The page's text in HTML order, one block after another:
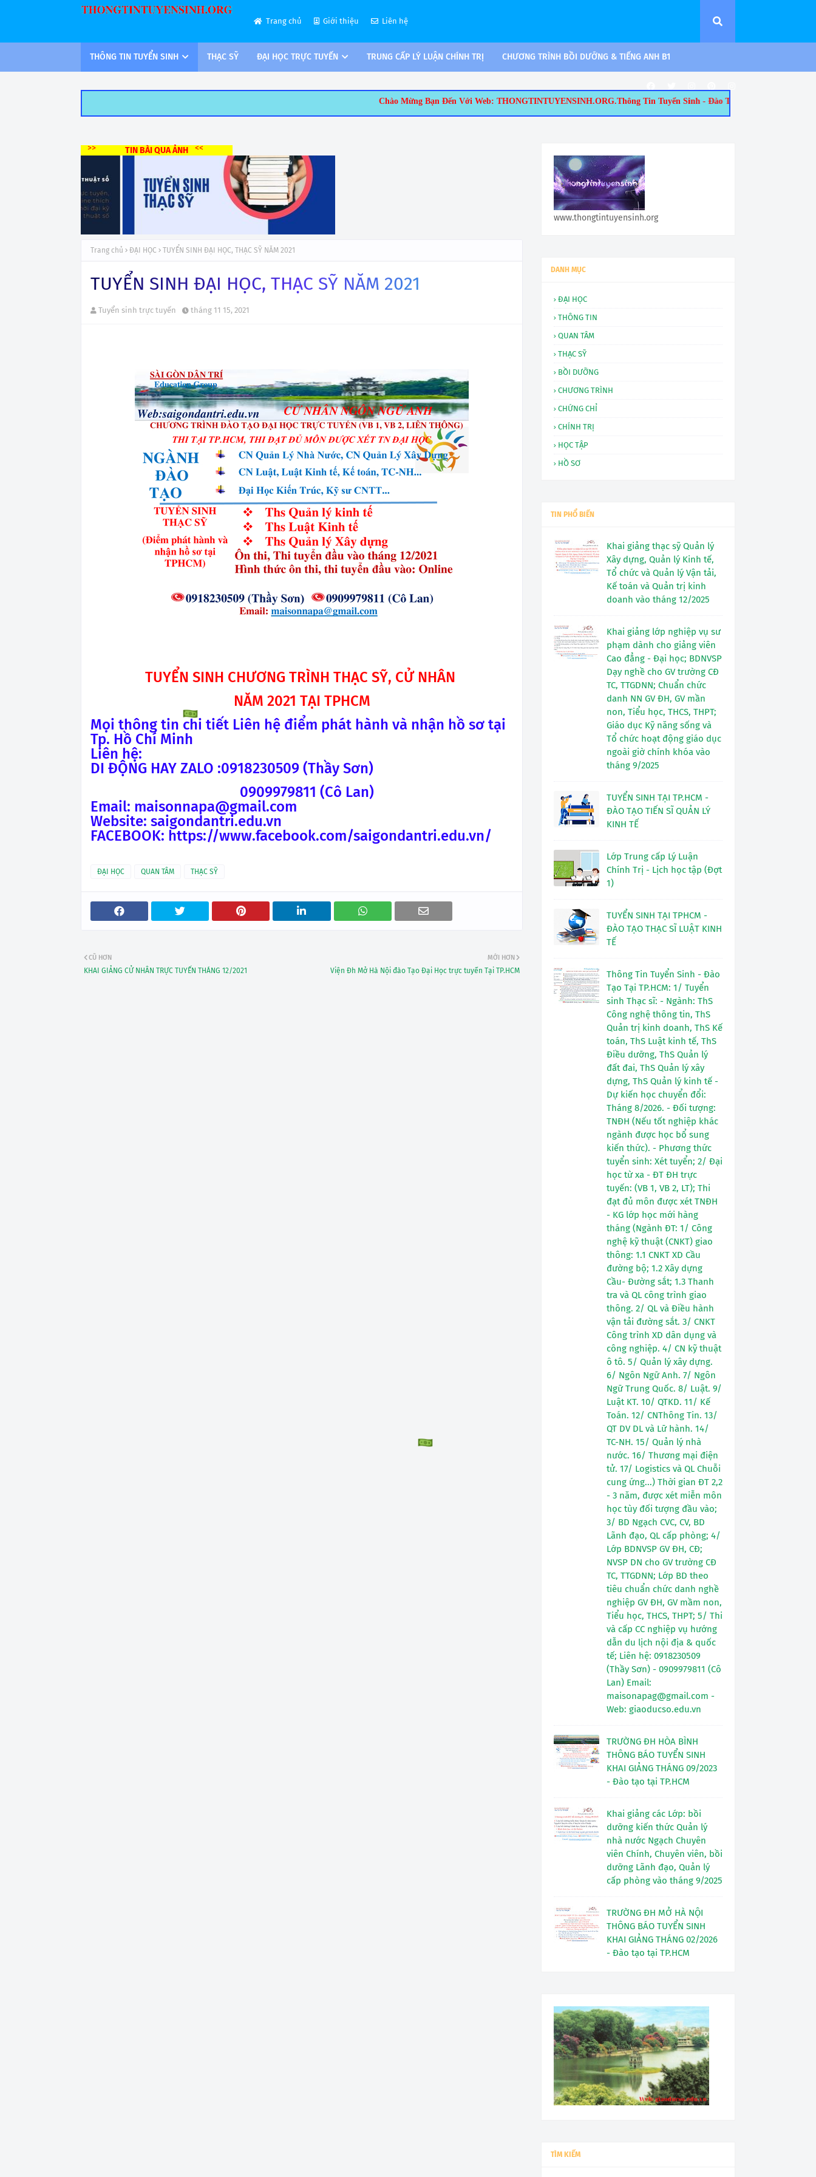
Trang chủ Giới thiệu Liên hệ
THÔNG TIN TUYỂN SINH THẠC SỸ ĐẠI HỌC TRỰC TUYẾN TRUNG CẤP LÝ LUẬN CHÍNH TRỊ CHƯƠNG TRÌNH BỒI DƯỠNG & TIẾNG ANH B1
Chào Mừng Bạn Đến Với Web: THONGTINTUYENSINH.ORG.Thông Tin Tuyển Sinh - Đào Tạo Tại TP.HCM: 1/ Tuyển Sinh
>> TIN BÀI QUA ẢNH <<
Trang chủ ĐẠI HỌC TUYỂN SINH ĐẠI HỌC, THẠC SỸ NĂM 2021
TUYỂN SINH ĐẠI HỌC, THẠC SỸ NĂM 2021
Tuyển sinh trực tuyến tháng 11 15, 2021
TUYỂN SINH CHƯƠNG TRÌNH THẠC SỸ, CỬ NHÂN
NĂM 2021 TẠI TPHCM
Mọi thông tin chi tiết Liên hệ điểm phát hành và nhận hồ sơ tại
Tp. Hồ Chí Minh
Liên hệ:
DI ĐỘNG HAY ZALO :0918230509 (Thầy Sơn)
0909979811 (Cô Lan)
Email: maisonnapa@gmail.com
Website: saigondantri.edu.vn
FACEBOOK: https://www.facebook.com/saigondantri.edu.vn/
ĐẠI HỌC QUAN TÂM THẠC SỸ
MỚI HƠN
Viện Đh Mở Hà Nội đào Tạo Đại Học trực tuyến Tại TP.HCM
CŨ HƠN
KHAI GIẢNG CỬ NHÂN TRỰC TUYẾN THÁNG 12/2021
www.thongtintuyensinh.org
DANH MỤC
ĐẠI HỌC
THÔNG TIN
QUAN TÂM
THẠC SỸ
BỒI DƯỠNG
CHƯƠNG TRÌNH
CHỨNG CHỈ
CHÍNH TRỊ
HỌC TẬP
HỒ SƠ
TIN PHỔ BIẾN
Khai giảng thạc sỹ Quản lý
Xây dựng, Quản lý Kinh tế,
Tổ chức và Quản lý Vận tải,
Kế toán và Quản trị kinh
doanh vào tháng 12/2025
Khai giảng lớp nghiệp vụ sư
phạm dành cho giảng viên
Cao đẳng - Đại học; BDNVSP
Dạy nghề cho GV trường CĐ
TC, TTGDNN; Chuẩn chức
danh NN GV ĐH, GV mần
non, Tiểu học, THCS, THPT;
Giáo dục Kỹ năng sống và
Tổ chức hoạt động giáo dục
ngoài giờ chính khóa vào
tháng 9/2025
TUYỂN SINH TẠI TP.HCM -
ĐÀO TẠO TIẾN SĨ QUẢN LÝ
KINH TẾ
Lớp Trung cấp Lý Luận
Chính Trị - Lịch học tập (Đợt
1)
TUYỂN SINH TẠI TPHCM -
ĐÀO TẠO THẠC SĨ LUẬT KINH
TẾ
Thông Tin Tuyển Sinh - Đào
Tạo Tại TP.HCM: 1/ Tuyển
sinh Thạc sĩ: - Ngành: ThS
Công nghệ thông tin, ThS
Quản trị kinh doanh, ThS Kế
toán, ThS Luật kinh tế, ThS
Điều dưỡng, ThS Quản lý
đất đai, ThS Quản lý xây
dựng, ThS Quản lý kinh tế -
Dự kiến học chuyển đổi:
Tháng 8/2026. - Đối tượng:
TNĐH (Nếu tốt nghiệp khác
ngành được học bổ sung
kiến thức). - Phương thức
tuyển sinh: Xét tuyển; 2/ Đại
học từ xa - ĐT ĐH trực
tuyến: (VB 1, VB 2, LT); Thi
đạt đủ môn được xét TNĐH
- KG lớp học mới hàng
tháng (Ngành ĐT: 1/ Công
nghệ kỹ thuật (CNKT) giao
thông: 1.1 CNKT XD Cầu
đường bộ; 1.2 Xây dựng
Cầu- Đường sắt; 1.3 Thanh
tra và QL công trình giao
thông. 2/ QL và Điều hành
vận tải đường sắt. 3/ CNKT
Công trình XD dân dụng và
công nghiệp. 4/ CN kỹ thuật
ô tô. 5/ Quản lý xây dựng.
6/ Ngôn Ngữ Anh. 7/ Ngôn
Ngữ Trung Quốc. 8/ Luật. 9/
Luật KT. 10/ QTKD. 11/ Kế
Toán. 12/ CNThông Tin. 13/
QT DV DL và Lữ hành. 14/
TC-NH. 15/ Quản lý nhà
nước. 16/ Thương mại điện
tử. 17/ Logistics và QL Chuỗi
cung ứng...) Thời gian ĐT 2,2
- 3 năm, được xét miễn môn
học tùy đối tượng đầu vào;
3/ BD Ngạch CVC, CV, BD
Lãnh đạo, QL cấp phòng; 4/
Lớp BDNVSP GV ĐH, CĐ;
NVSP DN cho GV trường CĐ
TC, TTGDNN; Lớp BD theo
tiêu chuẩn chức danh nghề
nghiệp GV ĐH, GV mầm non,
Tiểu học, THCS, THPT; 5/ Thi
và cấp CC nghiệp vụ hướng
dẫn du lịch nội địa & quốc
tế; Liên hệ: 0918230509
(Thầy Sơn) - 0909979811 (Cô
Lan) Email:
maisonapag@gmail.com -
Web: giaoducso.edu.vn
TRƯỜNG ĐH HÒA BÌNH
THÔNG BÁO TUYỂN SINH
KHAI GIẢNG THÁNG 09/2023
- Đào tạo tại TP.HCM
Khai giảng các Lớp: bồi
dưỡng kiến thức Quản lý
nhà nước Ngạch Chuyên
viên Chính, Chuyên viên, bồi
dưỡng Lãnh đạo, Quản lý
cấp phòng vào tháng 9/2025
TRƯỜNG ĐH MỞ HÀ NỘI
THÔNG BÁO TUYỂN SINH
KHAI GIẢNG THÁNG 02/2026
- Đào tạo tại TP.HCM
TÌM KIẾM